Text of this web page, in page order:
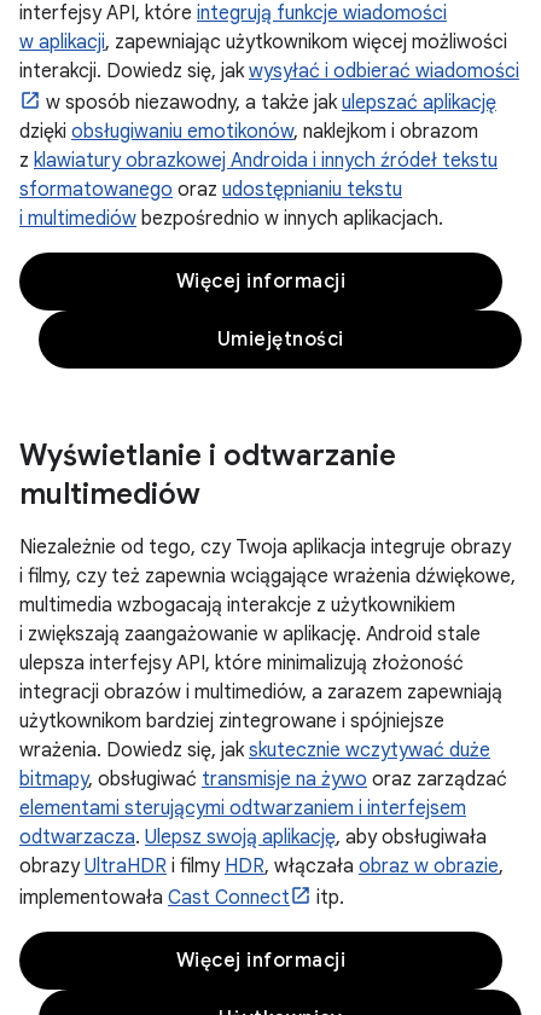
interfejsy API, które integrują funkcje wiadomości
w aplikacji, zapewniając użytkownikom więcej możliwości
interakcji. Dowiedz się, jak wysyłać i odbierać wiadomości
w sposób niezawodny, a także jak ulepszać aplikację
dzięki obsługiwaniu emotikonów, naklejkom i obrazom
z klawiatury obrazkowej Androida i innych źródeł tekstu
sformatowanego oraz udostępnianiu tekstu
i multimediów bezpośrednio w innych aplikacjach.
Więcej informacji
Umiejętności
Wyświetlanie i odtwarzanie
multimediów
Niezależnie od tego, czy Twoja aplikacja integruje obrazy
i filmy, czy też zapewnia wciągające wrażenia dźwiękowe,
multimedia wzbogacają interakcje z użytkownikiem
i zwiększają zaangażowanie w aplikację. Android stale
ulepsza interfejsy API, które minimalizują złożoność
integracji obrazów i multimediów, a zarazem zapewniają
użytkownikom bardziej zintegrowane i spójniejsze
wrażenia. Dowiedz się, jak skutecznie wczytywać duże
bitmapy, obsługiwać transmisje na żywo oraz zarządzać
elementami sterującymi odtwarzaniem i interfejsem
odtwarzacza. Ulepsz swoją aplikację, aby obsługiwała
obrazyUltraHDR i filmy HDR, włączała obraz w obrazie,
implementowała Cast Connect itp.
Więcej informacji